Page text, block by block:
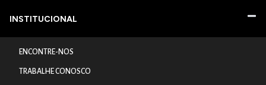
INSTITUCIONAL
ENCONTRE-NOS
TRABALHE CONOSCO